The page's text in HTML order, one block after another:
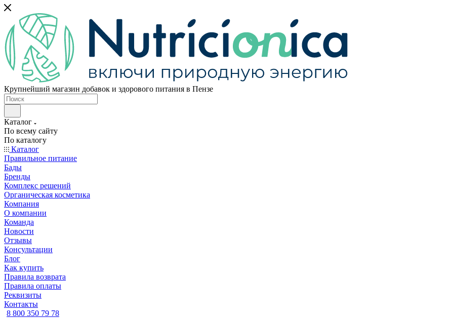
Крупнейший магазин добавок и здорового питания в Пензе
Каталог
По всему сайту
По каталогу
Каталог
Правильное питание
Бады
Бренды
Комплекс решений
Органическая косметика
Компания
О компании
Команда
Новости
Отзывы
Консультации
Блог
Как купить
Правила возврата
Правила оплаты
Реквизиты
Контакты
8 800 350 79 78